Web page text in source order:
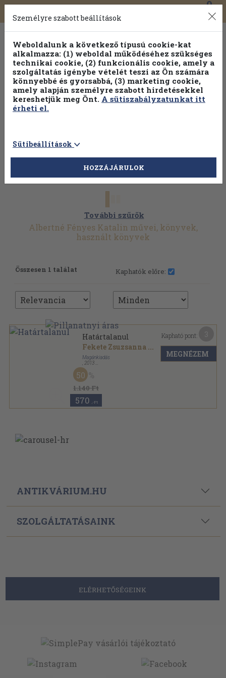
Toggle
navigation
0
További szűrők
Albertné Fényes Katalin művei, könyvek,
használt könyvek
Összesen 1 találat Kaphatók előre:
Határtalanul
Fekete Zsuzsanna ...
Magánkiadás
2013
Ragasztott papírkötés
A Nyírségi Gondolat könyvtára sorozat
1.140 Ft
50
570 ,-Ft
Kapható pont:
MEGNÉZEM
ANTIKVÁRIUM.HU
SZOLGÁLTATÁSAINK
ELÉRHETŐSÉGEINK
Személyre szabott beállítások
Weboldalunk a következő típusú cookie-kat
alkalmazza: (1) weboldal működéséhez szükséges
technikai cookie, (2) funkcionális cookie, amely a
szolgáltatás igénybe vételét teszi az Ön számára
könnyebbé és gyorsabbá, (3) marketing cookie,
amely alapján személyre szabott hirdetésekkel
kereshetjük meg Önt. A sütiszabályzatunkat itt
érheti el.
Sütibeállítások
HOZZÁJÁRULOK